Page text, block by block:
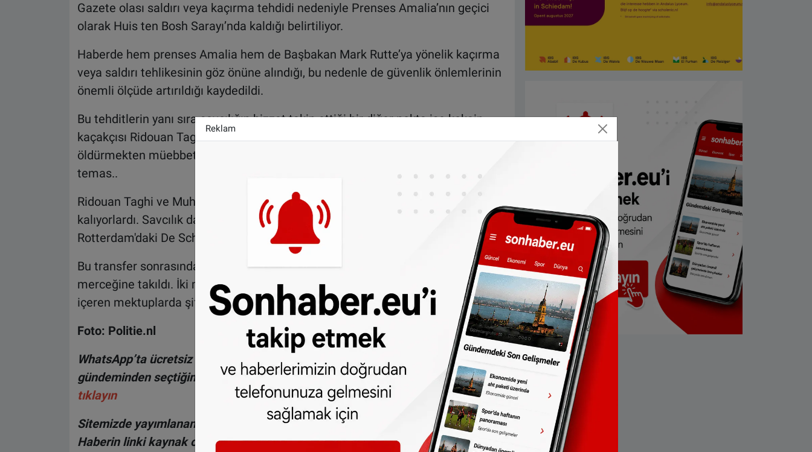
Gazete olası saldırı veya kaçırma tehdidi nedeniyle Prenses Amalia’nın geçici
olarak Huis ten Bosh Sarayı’nda kaldığı belirtiliyor.
Haberde hem prenses Amalia hem de Başbakan Mark Rutte’ya yönelik kaçırma
veya saldırı tehlikesinin göz önüne alındığı, bu nedenle de güvenlik önlemlerinin
önemli ölçüde artırıldığı kaydedildi.
Bu tehditlerin yanı sıra savcılığın bizzat takip ettiği bir diğer nokta ise kokain
kaçakçısı Ridouan Taghi ile 2004 yılında film yapımcısı Theo van Gogh'u
öldürmekten müebbet hapis cezası alan Muhammed B. arasındaki yakın
temas..
Ridouan Taghi ve Muhammed B. Vught'taki Ekstra Güvenli Hapishane’de
kalıyorlardı. Savcılık daha sonra ikilinin aşırı yakın olduğunu belirterek, B.’yi
Rotterdam'daki De Schie cezaevinin terör departmanına nakledilmesini sağladı.
Bu transfer sonrasında ikilinin arasında gönderilen mektuplar da savcılığın
merceğine takıldı. İki mahkumun birbirlerine gönderdiği ve Kuran'dan ayetler
içeren mektuplarda şifreli bir dil kullanıldığından şüpheleniliyor.
Foto: Politie.nl
WhatsApp’ta ücretsiz bültenimize abone olun, Hollanda ve diğer Avrupa ülkeleri
gündeminden seçtiğimiz haberler her gün telefonunuza gelsin!
Abone olmak için
tıklayın
Sitemizde yayımlanan haberlerin her türlü hakkıSONHABER.eu
ya aittir.
Haberin linki kaynak olarak gösterilmeden alınan haberler için hukuki işlem
Reklam